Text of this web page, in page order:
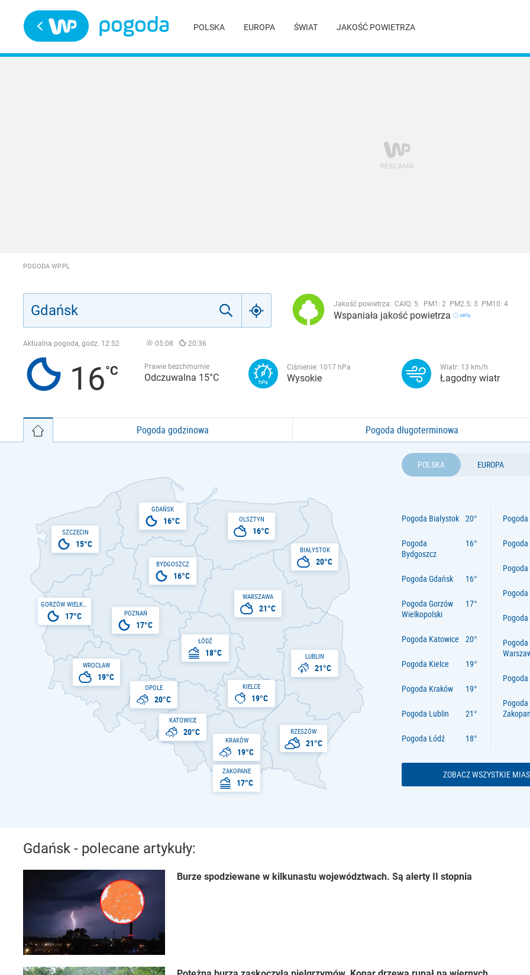
POLSKA EUROPA ŚWIAT JAKOŚĆ POWIETRZA
POGODA WP.PL
Jakość powietrza: CAIQ: 5 PM1: 2 PM2.5: 3 PM10: 4
Wspaniała jakość powietrza
Aktualna pogoda, godz. 12:52 05:08 20:36
16 Prawie bezchmurnie
Odczuwalna 15°C
Ciśnienie: 1017 hPa
Wysokie
Wiatr: 13 km/h
Łagodny wiatr
Pogoda godzinowa Pogoda długoterminowa
BIAŁYSTOK
20°C
BYDGOSZCZ
16°C
GDAŃSK
16°C
17°C
KATOWICE
20°C
KIELCE
19°C
KRAKÓW
19°C
LUBLIN
21°C
ŁÓDŹ
18°C
OLSZTYN
16°C
OPOLE
20°C
POZNAŃ
17°C
RZESZÓW
21°C
SZCZECIN
15°C
WARSZAWA
21°C
WROCŁAW
19°C
ZAKOPANE
17°C
POLSKA EUROPA
Pogoda Białystok
Pogoda
Bydgoszcz
Pogoda Gdańsk
Pogoda Gorzów
Wielkopolski
Pogoda Katowice
Pogoda Kielce
Pogoda Kraków
Pogoda Lublin
Pogoda Łódź
Pogoda
Pogoda
Pogoda
ZOBACZ WSZYSTKIE
Gdańsk - polecane artykuły:
Burze spodziewane w kilkunastu województwach. Są alerty II stopnia